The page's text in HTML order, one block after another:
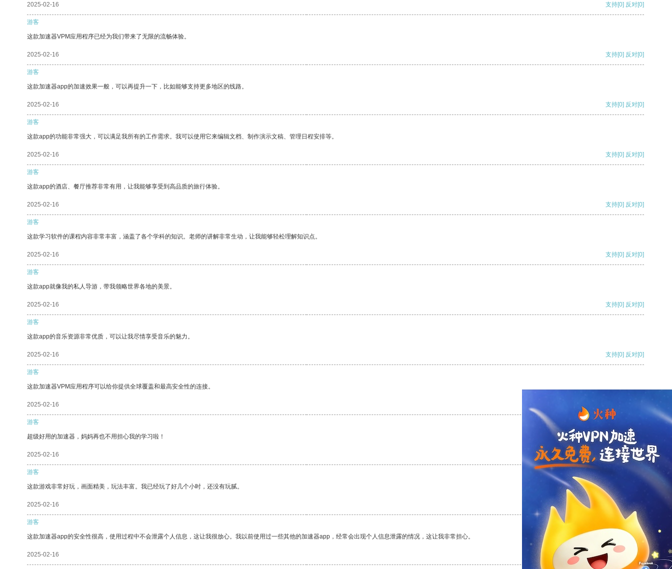
2025-02-16 支持[0] 反对[0]
游客
这款加速器VPM应用程序已经为我们带来了无限的流畅体验。
2025-02-16 支持[0] 反对[0]
游客
这款加速器app的加速效果一般，可以再提升一下，比如能够支持更多地区的线路。
2025-02-16 支持[0] 反对[0]
游客
这款app的功能非常强大，可以满足我所有的工作需求。我可以使用它来编辑文档、制作演示文稿、管理日程安排等。
2025-02-16 支持[0] 反对[0]
游客
这款app的酒店、餐厅推荐非常有用，让我能够享受到高品质的旅行体验。
2025-02-16 支持[0] 反对[0]
游客
这款学习软件的课程内容非常丰富，涵盖了各个学科的知识。老师的讲解非常生动，让我能够轻松理解知识点。
2025-02-16 支持[0] 反对[0]
游客
这款app就像我的私人导游，带我领略世界各地的美景。
2025-02-16 支持[0] 反对[0]
游客
这款app的音乐资源非常优质，可以让我尽情享受音乐的魅力。
2025-02-16 支持[0] 反对[0]
游客
这款加速器VPM应用程序可以给你提供全球覆盖和最高安全性的连接。
2025-02-16
游客
超级好用的加速器，妈妈再也不用担心我的学习啦！
2025-02-16 支持 [0] 反对[0]
游客
这款游戏非常好玩，画面精美，玩法丰富。我已经玩了好几个小时，还没有玩腻。
2025-02-16 支持[0] 反对
游客
这款加速器app的安全性很高，使用过程中不会泄露个人信息，这让我很放心。我以前使用过一些其他的加速器app，经常会出现个人信息泄露的情况，这让我非常担心。
2025-02-16 支持[0] 反对[0]